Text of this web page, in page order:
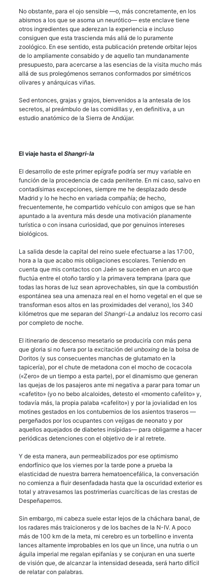
No obstante, para el ojo sensible —o, más concretamente, en los
abismos a los que se asoma un neurótico— este enclave tiene
otros ingredientes que aderezan la experiencia e incluso
consiguen que esta trascienda más allá de lo puramente
zoológico. En ese sentido, esta publicación pretende orbitar lejos
de lo ampliamente consabido y de aquello tan mundanamente
presupuesto, para acercarse a las esencias de la visita mucho más
allá de sus prolegómenos serranos conformados por simétricos
olivares y anárquicas viñas.
Sed entonces, grajas y grajos, bienvenidos a la antesala de los
secretos, al preámbulo de las comidillas y, en definitiva, a un
estudio anatómico de la Sierra de Andújar.
El viaje hasta el Shangri-la
El desarrollo de este primer epígrafe podría ser muy variable en
función de la procedencia de cada penitente. En mi caso, salvo en
contadísimas excepciones, siempre me he desplazado desde
Madrid y lo he hecho en variada compañía; de hecho,
frecuentemente, he compartido vehículo con amigos que se han
apuntado a la aventura más desde una motivación planamente
turística o con insana curiosidad, que por genuinos intereses
biológicos.
La salida desde la capital del reino suele efectuarse a las 17:00,
hora a la que acabo mis obligaciones escolares. Teniendo en
cuenta que mis contactos con Jaén se suceden en un arco que
fluctúa entre el otoño tardío y la primavera temprana (para que
todas las horas de luz sean aprovechables, sin que la combustión
espontánea sea una amenaza real en el horno vegetal en el que se
transforman esos altos en las proximidades del verano), los 340
kilómetros que me separan del Shangri-La andaluz los recorro casi
por completo de noche.
El itinerario de descenso mesetario se produciría con más pena
que gloria si no fuera por la excitación del unboxing de la bolsa de
Doritos (y sus consecuentes manchas de glutamato en la
tapicería), por el chute de metadona con el mocho de cocacola
(«Zero» de un tiempo a esta parte), por el dinamismo que generan
las quejas de los pasajeros ante mi negativa a parar para tomar un
«cafetito» (yo no bebo alcaloides, detesto el «momento cafelito» y,
todavía más, la propia palaba «cafelito») y por la jovialidad en los
motines gestados en los contubernios de los asientos traseros —
pergeñados por los ocupantes con vejigas de neonato y por
aquellos aquejados de diabetes insípidas— para obligarme a hacer
periódicas detenciones con el objetivo de ir al retrete.
Y de esta manera, aun permeabilizados por ese optimismo
endorfínico que los viernes por la tarde pone a prueba la
elasticidad de nuestra barrera hematoencefálica, la conversación
no comienza a fluir desenfadada hasta que la oscuridad exterior es
total y atravesamos las postrimerías cuarcíticas de las crestas de
Despeñaperros.
Sin embargo, mi cabeza suele estar lejos de la cháchara banal, de
los radares más traicioneros y de los baches de la N-IV. A poco
más de 100 km de la meta, mi cerebro es un torbellino e inventa
lances altamente improbables en los que un lince, una nutria o un
águila imperial me regalan epifanías y se conjuran en una suerte
de visión que, de alcanzar la intensidad deseada, será harto difícil
de relatar con palabras.